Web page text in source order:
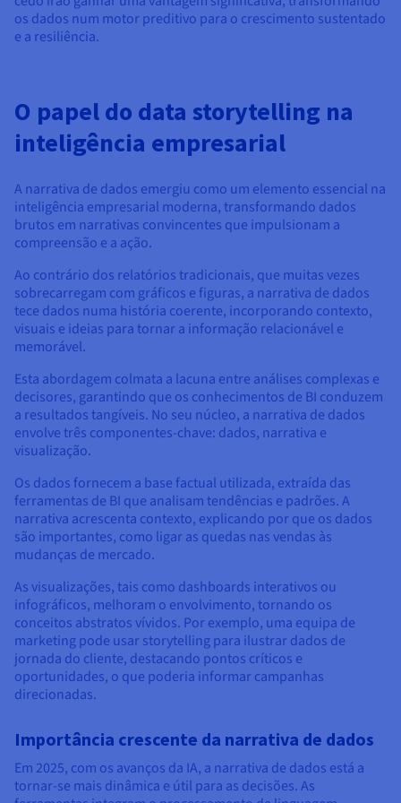
os dados num motor preditivo para o crescimento sustentado
e a resiliência.
O papel do data storytelling na
inteligência empresarial
A narrativa de dados emergiu como um elemento essencial na
inteligência empresarial moderna, transformando dados
brutos em narrativas convincentes que impulsionam a
compreensão e a ação.
Ao contrário dos relatórios tradicionais, que muitas vezes
sobrecarregam com gráficos e figuras, a narrativa de dados
tece dados numa história coerente, incorporando contexto,
visuais e ideias para tornar a informação relacionável e
memorável.
Esta abordagem colmata a lacuna entre análises complexas e
decisores, garantindo que os conhecimentos de BI conduzem
a resultados tangíveis. No seu núcleo, a narrativa de dados
envolve três componentes-chave: dados, narrativa e
visualização.
Os dados fornecem a base factual utilizada, extraída das
ferramentas de BI que analisam tendências e padrões. A
narrativa acrescenta contexto, explicando por que os dados
são importantes, como ligar as quedas nas vendas às
mudanças de mercado.
As visualizações, tais como dashboards interativos ou
infográficos, melhoram o envolvimento, tornando os
conceitos abstratos vívidos. Por exemplo, uma equipa de
marketing pode usar storytelling para ilustrar dados de
jornada do cliente, destacando pontos críticos e
oportunidades, o que poderia informar campanhas
direcionadas.
Importância crescente da narrativa de dados
Em 2025, com os avanços da IA, a narrativa de dados está a
tornar-se mais dinâmica e útil para as decisões. As